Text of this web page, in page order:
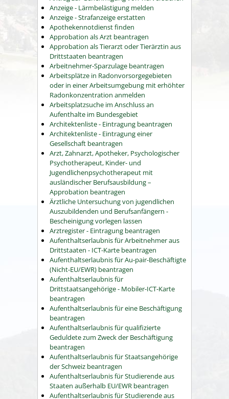
Anzeige - Lärmbelästigung melden
Anzeige - Strafanzeige erstatten
Apothekennotdienst finden
Approbation als Arzt beantragen
Approbation als Tierarzt oder Tierärztin aus
Drittstaaten beantragen
Arbeitnehmer-Sparzulage beantragen
Arbeitsplätze in Radonvorsorgegebieten
oder in einer Arbeitsumgebung mit erhöhter
Radonkonzentration anmelden
Arbeitsplatzsuche im Anschluss an
Aufenthalte im Bundesgebiet
Architektenliste - Eintragung beantragen
Architektenliste - Eintragung einer
Gesellschaft beantragen
Arzt, Zahnarzt, Apotheker, Psychologischer
Psychotherapeut, Kinder- und
Jugendlichenpsychotherapeut mit
ausländischer Berufsausbildung –
Approbation beantragen
Ärztliche Untersuchung von jugendlichen
Auszubildenden und Berufsanfängern -
Bescheinigung vorlegen lassen
Arztregister - Eintragung beantragen
Aufenthaltserlaubnis für Arbeitnehmer aus
Drittstaaten - ICT-Karte beantragen
Aufenthaltserlaubnis für Au-pair-Beschäftigte
(Nicht-EU/EWR) beantragen
Aufenthaltserlaubnis für
Drittstaatsangehörige - Mobiler-ICT-Karte
beantragen
Aufenthaltserlaubnis für eine Beschäftigung
beantragen
Aufenthaltserlaubnis für qualifizierte
Geduldete zum Zweck der Beschäftigung
beantragen
Aufenthaltserlaubnis für Staatsangehörige
der Schweiz beantragen
Aufenthaltserlaubnis für Studierende aus
Staaten außerhalb EU/EWR beantragen
Aufenthaltserlaubnis für Studierende aus